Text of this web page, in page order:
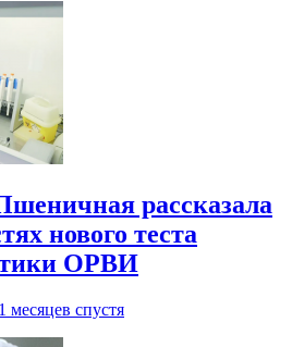
рассказала
нового теста
ОРВИ
месяцев спустя